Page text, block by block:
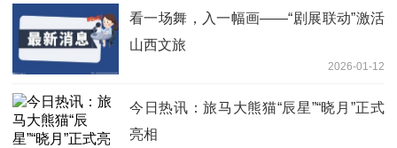
看一场舞，入一幅画——“剧展联动”激活
山西文旅
2026-01-12
今日热讯：旅马大熊猫“辰星”“晓月”正式
亮相